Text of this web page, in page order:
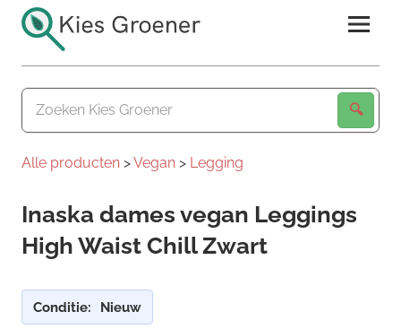
naar
inhoudKies
Groener
Alle producten >Vegan > Legging
Inaska dames vegan Leggings
High Waist Chill Zwart
Conditie: Nieuw